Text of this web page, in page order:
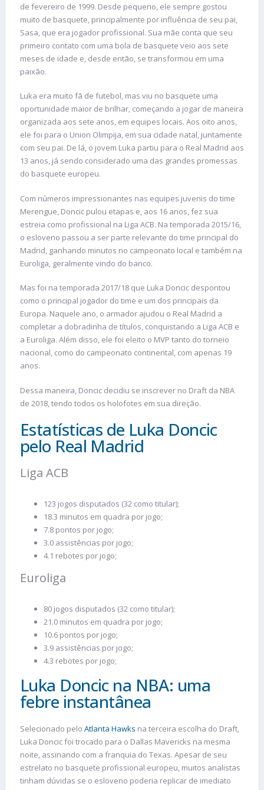
de fevereiro de 1999. Desde pequeno, ele sempre gostou
muito de basquete, principalmente por influência de seu pai,
Sasa, que era jogador profissional. Sua mãe conta que seu
primeiro contato com uma bola de basquete veio aos sete
meses de idade e, desde então, se transformou em uma
paixão.
Luka era muito fã de futebol, mas viu no basquete uma
oportunidade maior de brilhar, começando a jogar de maneira
organizada aos sete anos, em equipes locais. Aos oito anos,
ele foi para o Union Olimpija, em sua cidade natal, juntamente
com seu pai. De lá, o jovem Luka partiu para o Real Madrid aos
13 anos, já sendo considerado uma das grandes promessas
do basquete europeu.
Com números impressionantes nas equipes juvenis do time
Merengue, Doncic pulou etapas e, aos 16 anos, fez sua
estreia como profissional na Liga ACB. Na temporada 2015/16,
o esloveno passou a ser parte relevante do time principal do
Madrid, ganhando minutos no campeonato local e também na
Euroliga, geralmente vindo do banco.
Mas foi na temporada 2017/18 que Luka Doncic despontou
como o principal jogador do time e um dos principais da
Europa. Naquele ano, o armador ajudou o Real Madrid a
completar a dobradinha de títulos, conquistando a Liga ACB e
a Euroliga. Além disso, ele foi eleito o MVP tanto do torneio
nacional, como do campeonato continental, com apenas 19
anos.
Dessa maneira, Doncic decidiu se inscrever no Draft da NBA
de 2018, tendo todos os holofotes em sua direção.
Estatísticas de Luka Doncic
pelo Real Madrid
Liga ACB
123 jogos disputados (32 como titular);
18.3 minutos em quadra por jogo;
7.8 pontos por jogo;
3.0 assistências por jogo;
4.1 rebotes por jogo;
Euroliga
80 jogos disputados (32 como titular);
21.0 minutos em quadra por jogo;
10.6 pontos por jogo;
3.9 assistências por jogo;
4.3 rebotes por jogo;
Luka Doncic na NBA: uma
febre instantânea
Selecionado pelo Atlanta Hawks na terceira escolha do Draft,
Luka Doncic foi trocado para o Dallas Mavericks na mesma
noite, assinando com a franquia do Texas. Apesar de seu
estrelato no basquete profissional europeu, muitos analistas
tinham dúvidas se o esloveno poderia replicar de imediato